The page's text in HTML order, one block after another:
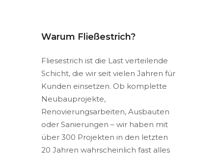
Warum Fließestrich?
Fliesestrich ist die Last verteilende
Schicht, die wir seit vielen Jahren für
Kunden einsetzen. Ob komplette
Neubauprojekte,
Renovierungsarbeiten, Ausbauten
oder Sanierungen – wir haben mit
über 300 Projekten in den letzten
20 Jahren wahrscheinlich fast alles